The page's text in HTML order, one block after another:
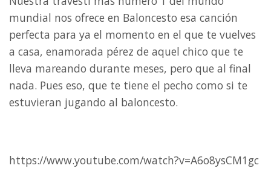
mundial nos ofrece en Baloncesto esa canción
perfecta para ya el momento en el que te vuelves
a casa, enamorada pérez de aquel chico que te
lleva mareando durante meses, pero que al final
nada. Pues eso, que te tiene el pecho como si te
estuvieran jugando al baloncesto.
https://www.youtube.com/watch?v=A6o8ysCM1gc